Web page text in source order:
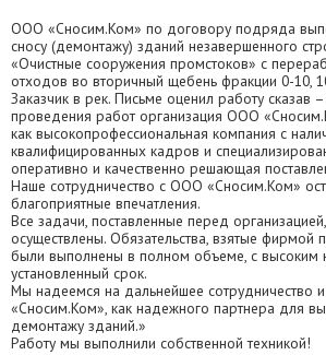
ООО «Сносим.Ком» по договору подряда
сносу (демонтажу) зданий незавершенного
«Очистные сооружения промстоков» с
отходов во вторичный щебень фракции 0-10,
Заказчик в рек. Письме оценил работу сказав
проведения работ организация ООО
как высокопрофессиональная компания с
квалифицированных кадров и
оперативно и качественно решающая
Наше сотрудничество с ООО «Сносим.Ком»
благоприятные впечатления.
Все задачи, поставленные перед
осуществлены. Обязательства, взятые
были выполнены в полном объеме, с высоким
установленный срок.
Мы надеемся на дальнейшее
«Сносим.Ком», как надежного партнера для
демонтажу зданий.»
Работу мы выполнили собственной техникой!